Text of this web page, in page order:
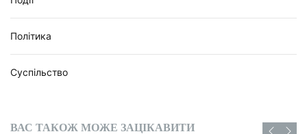
Політика
Суспільство
ВАС ТАКОЖ МОЖЕ ЗАЦІКАВИТИ